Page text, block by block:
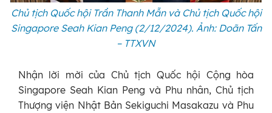
Chủ tịch Quốc hội Trần Thanh Mẫn và Chủ tịch Quốc hội
Singapore Seah Kian Peng (2/12/2024). Ảnh: Doãn Tấn
– TTXVN
Nhận lời mời của Chủ tịch Quốc hội Cộng hòa
Singapore Seah Kian Peng và Phu nhân, Chủ tịch
Thượng viện Nhật Bản Sekiguchi Masakazu và Phu